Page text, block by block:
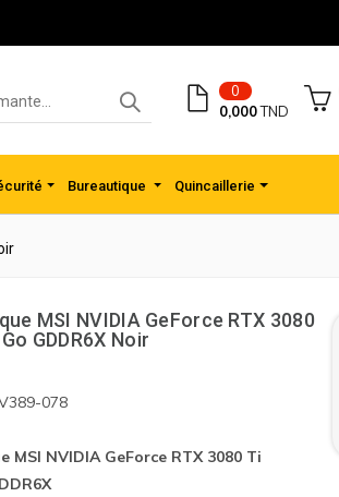
0
0,000TND
Bureautique Quincaillerie
MSI NVIDIA GeForce RTX 3080
GDDR6X Noir
078
MSI NVIDIA GeForce RTX 3080 Ti